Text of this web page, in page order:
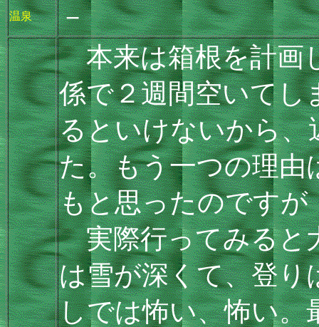
温泉 －
本来は箱根を計画
係で２週間空いてし
るといけないから、
た。もう一つの理由
もと思ったのですが
実際行ってみると
は雪が深くて、登
しでは怖い、怖い。